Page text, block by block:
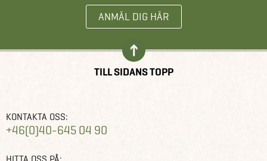
ANMÄL DIG HÄR
TILL SIDANS TOPP
KONTAKTA OSS:
+46(0)40-645 04 90